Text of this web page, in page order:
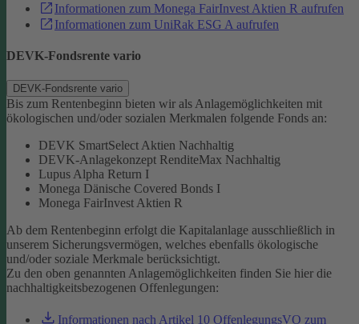
Informationen zum Monega FairInvest Aktien R aufrufen
Informationen zum UniRak ESG A aufrufen
DEVK-Fondsrente vario
DEVK-Fondsrente vario
Bis zum Rentenbeginn bieten wir als Anlagemöglichkeiten mit
ökologischen und/oder sozialen Merkmalen folgende Fonds an:
DEVK SmartSelect Aktien Nachhaltig
DEVK-Anlagekonzept RenditeMax Nachhaltig
Lupus Alpha Return I
Monega Dänische Covered Bonds I
Monega FairInvest Aktien R
Ab dem Rentenbeginn erfolgt die Kapitalanlage ausschließlich in
unserem Sicherungsvermögen, welches ebenfalls ökologische
und/oder soziale Merkmale berücksichtigt.
Zu den oben genannten Anlagemöglichkeiten finden Sie hier die
nachhaltigkeitsbezogenen Offenlegungen:
Informationen nach Artikel 10 OffenlegungsVO zum